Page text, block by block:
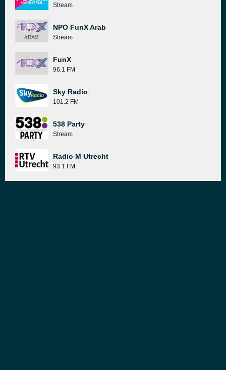
Stream
NPO FunX Arab
Stream
FunX
96.1 FM
Sky Radio
101.2 FM
538 Party
Stream
Radio M Utrecht
93.1 FM